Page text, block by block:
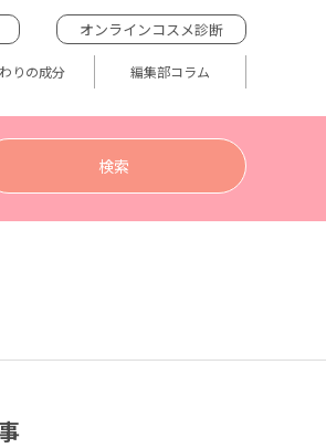
オンラインコスメ診断
りの成分 編集部コラム